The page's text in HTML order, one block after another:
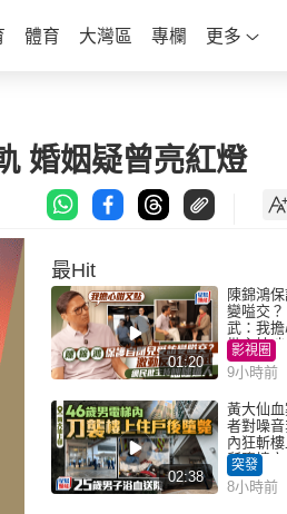
體育 大灣區 專欄 更多
婚姻疑曾亮紅燈
最Hit
01:20
陳錦鴻
變嗌交
武：我
批主持咄
影視圈
9小時前
02:38
黃大仙
者對噪
內狂斬
所墮樓亡
突發
8小時前